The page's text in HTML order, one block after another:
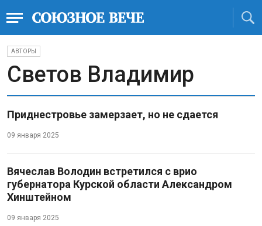
АВТОРЫ
Светов Владимир
Приднестровье замерзает, но не сдается
09 января 2025
Вячеслав Володин встретился с врио
губернатора Курской области Александром
Хинштейном
09 января 2025